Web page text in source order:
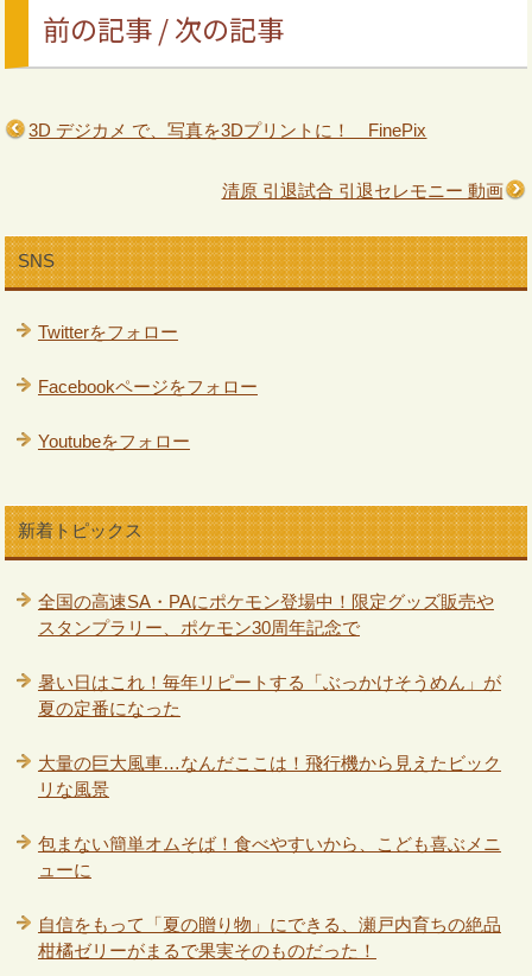
前の記事 / 次の記事
3D デジカメ で、写真を3Dプリントに！ FinePix
清原 引退試合 引退セレモニー 動画
SNS
Twitterをフォロー
Facebookページをフォロー
Youtubeをフォロー
新着トピックス
全国の高速SA・PAにポケモン登場中！限定グッズ販売や
スタンプラリー、ポケモン30周年記念で
暑い日はこれ！毎年リピートする「ぶっかけそうめん」が
夏の定番になった
大量の巨大風車…なんだここは！飛行機から見えたビック
リな風景
包まない簡単オムそば！食べやすいから、こども喜ぶメニ
ューに
自信をもって「夏の贈り物」にできる、瀬戸内育ちの絶品
柑橘ゼリーがまるで果実そのものだった！